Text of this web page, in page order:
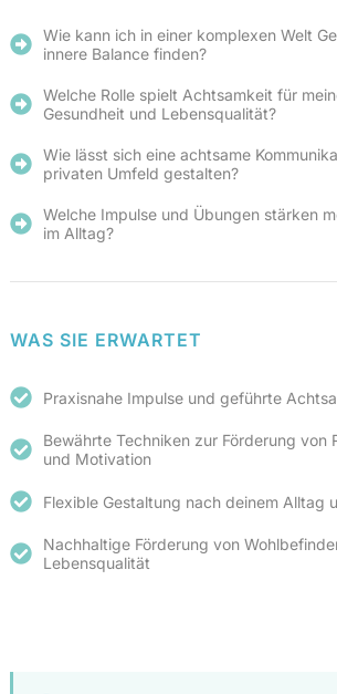
Wie kann ich in einer komplexen Welt
innere Balance finden?
Welche Rolle spielt Achtsamkeit für
Gesundheit und Lebensqualität?
Wie lässt sich eine achtsame
privaten Umfeld gestalten?
Welche Impulse und Übungen stärken
im Alltag?
WAS SIE ERWARTET
Praxisnahe Impulse und geführte
Bewährte Techniken zur Förderung von
und Motivation
Flexible Gestaltung nach deinem Alltag
Nachhaltige Förderung von
Lebensqualität